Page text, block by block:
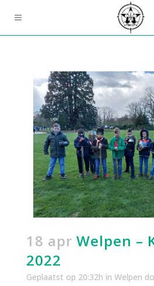
18 apr Welpen –
2022
Geplaatst op 20:32h in Welpen